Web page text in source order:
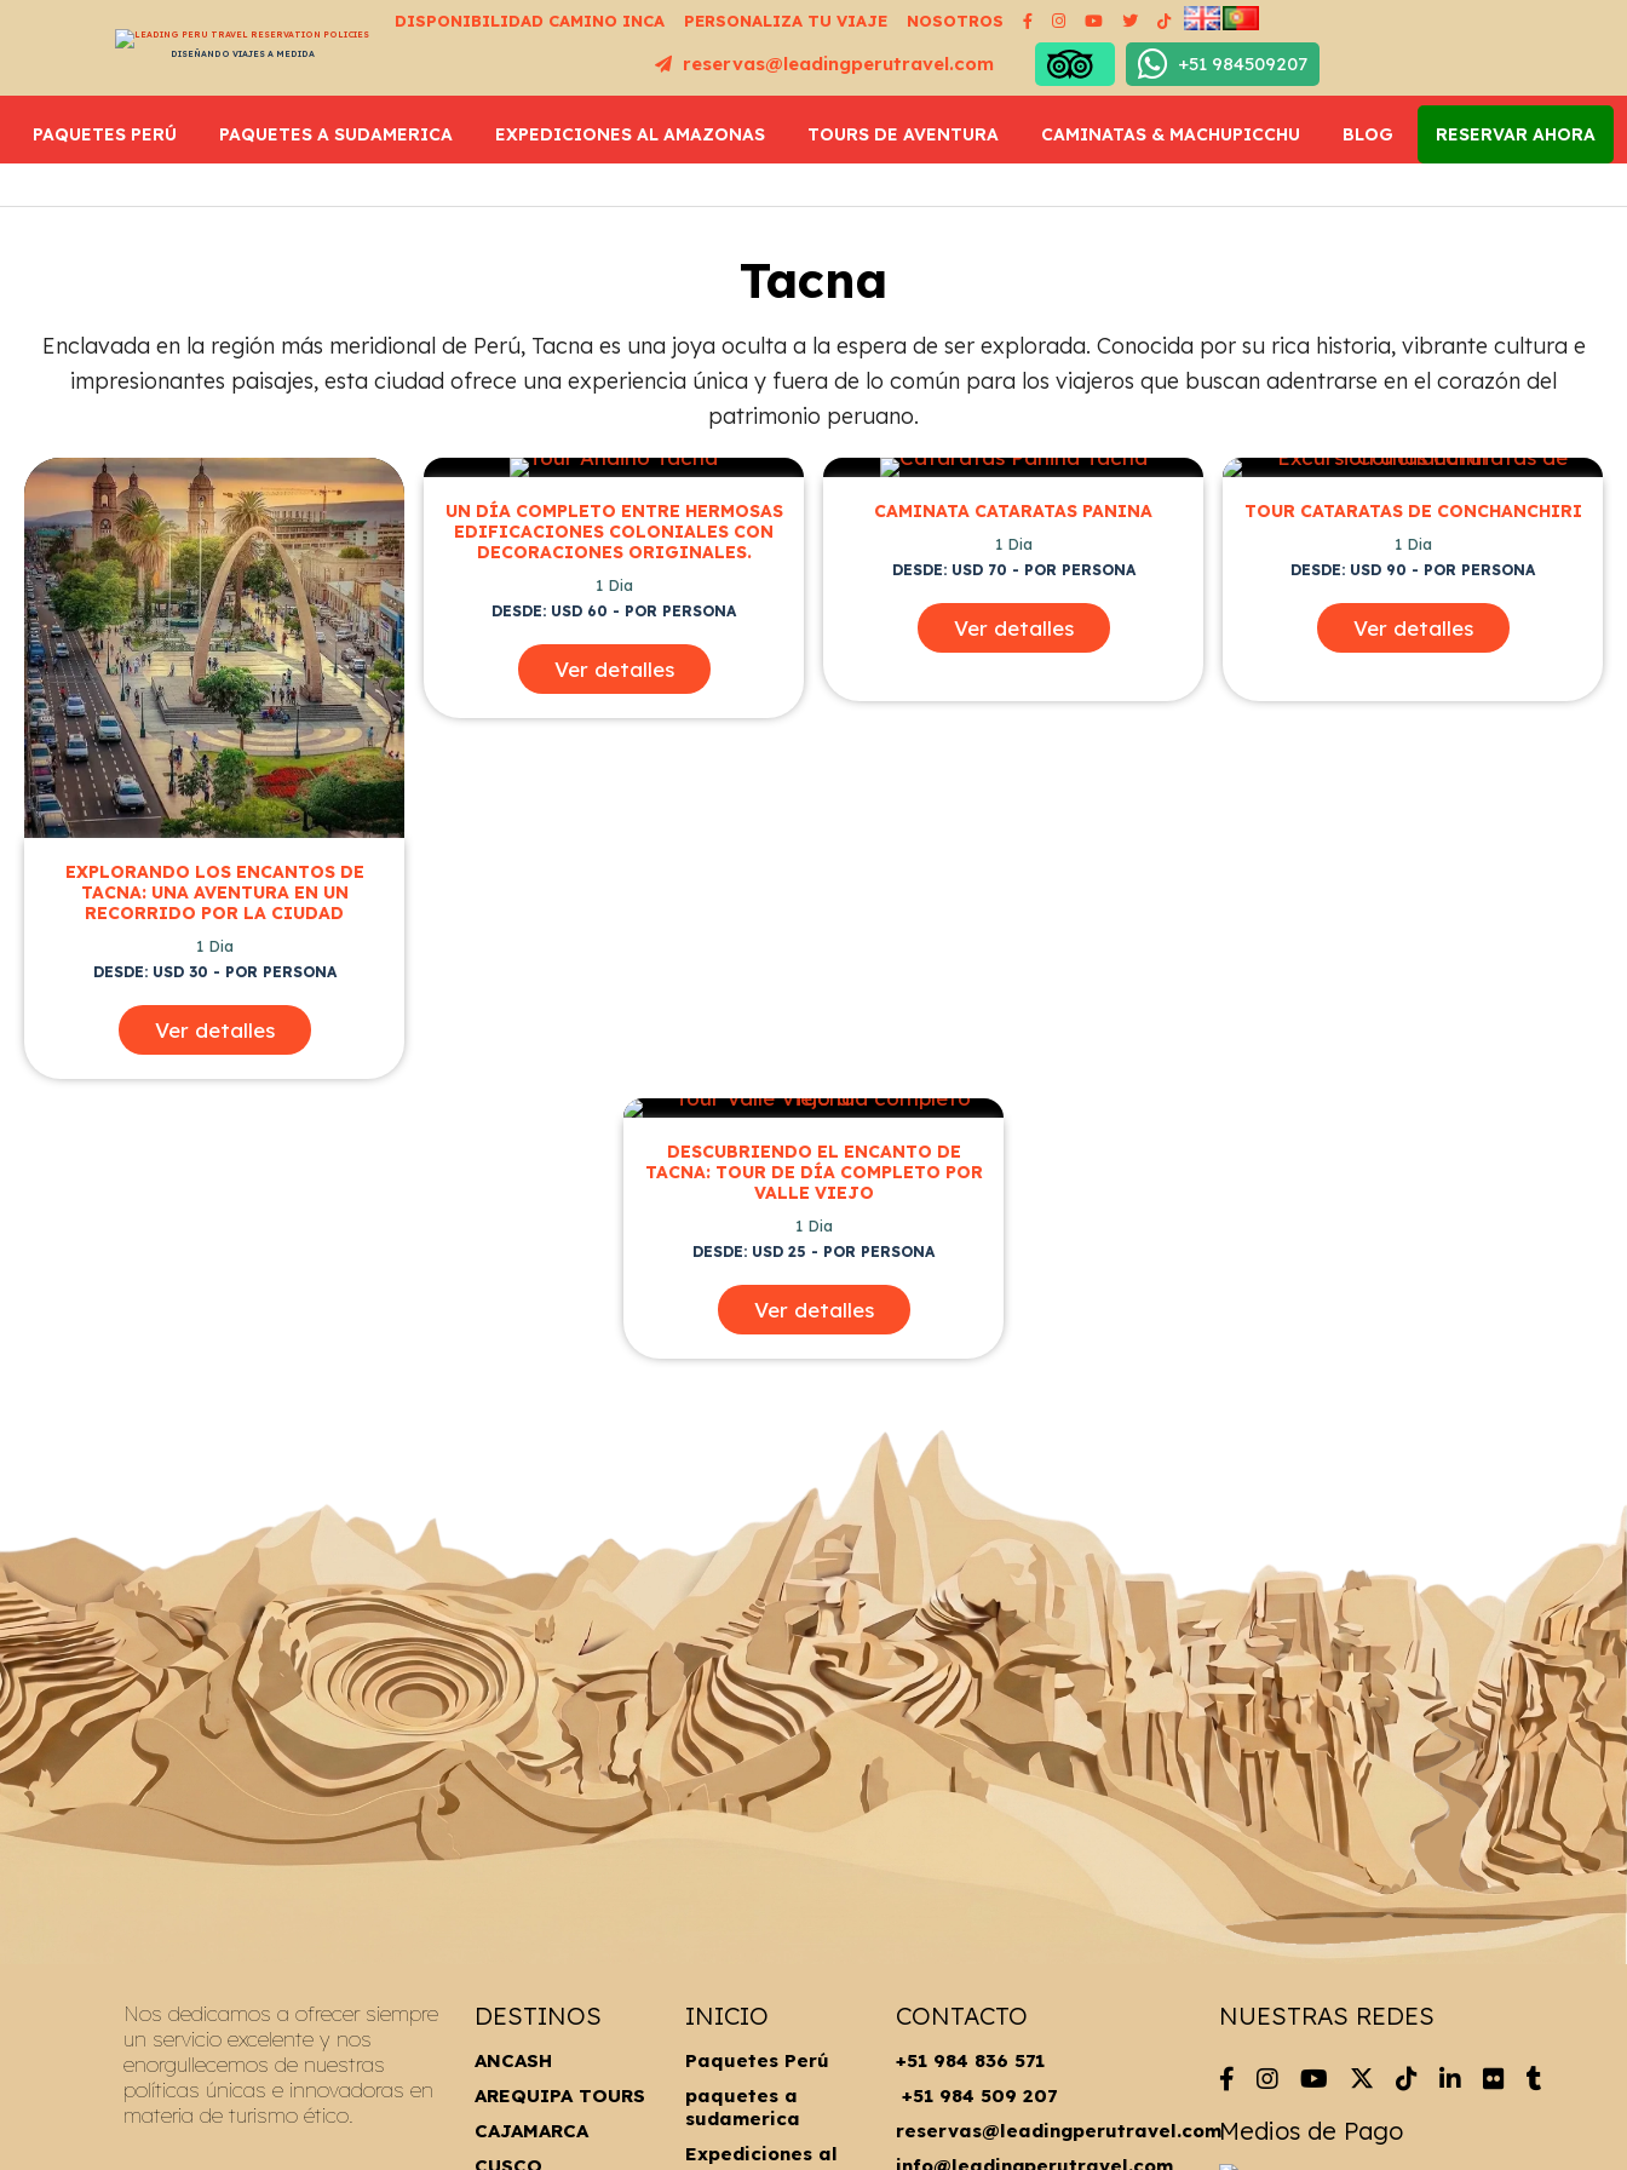
DISEÑANDO VIAJES A MEDIDA
DISPONIBILIDAD CAMINO INCA PERSONALIZA TU VIAJE NOSOTROS
reservas@leadingperutravel.com +51 984509207
PAQUETES PERÚ PAQUETES A SUDAMERICA EXPEDICIONES AL AMAZONAS TOURS DE AVENTURA CAMINATAS & MACHUPICCHU BLOG RESERVAR AHORA
Tacna
Enclavada en la región más meridional de Perú, Tacna es una joya oculta a la espera de ser explorada. Conocida por su rica historia, vibrante cultura e
impresionantes paisajes, esta ciudad ofrece una experiencia única y fuera de lo común para los viajeros que buscan adentrarse en el corazón del
patrimonio peruano.
EXPLORANDO LOS ENCANTOS DE
TACNA: UNA AVENTURA EN UN
RECORRIDO POR LA CIUDAD
1 Dia
DESDE: USD 30 - POR PERSONA
Ver detalles
UN DÍA COMPLETO ENTRE HERMOSAS
EDIFICACIONES COLONIALES CON
DECORACIONES ORIGINALES.
1 Dia
DESDE: USD 60 - POR PERSONA
Ver detalles
CAMINATA CATARATAS PANINA
1 Dia
DESDE: USD 70 - POR PERSONA
Ver detalles
TOUR CATARATAS DE CONCHANCHIRI
1 Dia
DESDE: USD 90 - POR PERSONA
Ver detalles
DESCUBRIENDO EL ENCANTO DE
TACNA: TOUR DE DÍA COMPLETO POR
VALLE VIEJO
1 Dia
DESDE: USD 25 - POR PERSONA
Ver detalles
Nos dedicamos a ofrecer siempre
un servicio excelente y nos
enorgullecemos de nuestras
políticas únicas e innovadoras en
materia de turismo ético.
DESTINOS
ANCASH
AREQUIPA TOURS
CAJAMARCA
INICIO
Paquetes Perú
paquetes a
sudamerica
Expediciones al
CONTACTO
+51 984 836 571
+51 984 509 207
reservas@leadingperutravel.com
NUESTRAS REDES
Medios de Pago